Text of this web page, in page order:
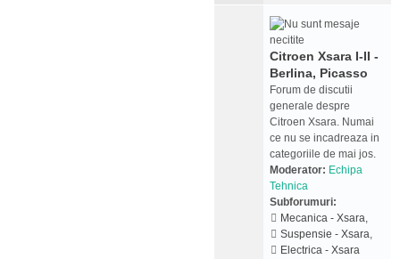
Citroen Xsara I-II -
Berlina, Picasso
Forum de discutii
generale despre
Citroen Xsara. Numai
ce nu se incadreaza in
categoriile de mai jos.
Moderator: Echipa
Tehnica
Subforumuri:
Mecanica - Xsara,
Suspensie - Xsara,
Electrica - Xsara